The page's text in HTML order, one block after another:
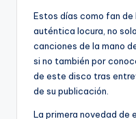
Estos días como fan de
auténtica locura, no
canciones de la mano
si no también por
de este disco tras
de su publicación.
La primera novedad de